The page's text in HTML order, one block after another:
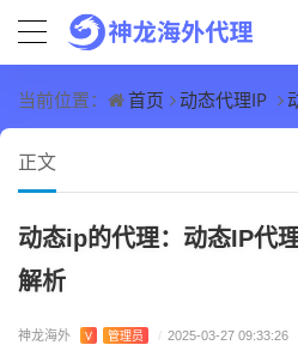
当前位置： 首页 动态代理IP
正文
动态ip的代理：动态IP代
解析
神龙海外 V 管理员 / 2025-03-27 09:33:26